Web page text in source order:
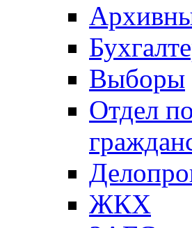
Выборы
Отдел
ЖКХ